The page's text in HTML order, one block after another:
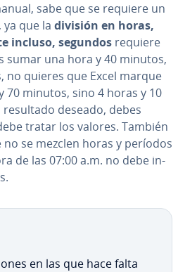
sabe que se requiere un
que la división en horas,
incluso, segundos requiere
sumar una hora y 40 minutos,
no quieres que Excel marque
70 minutos, sino 4 horas y 10
deseado, debes
tratar los valores. También
se mezclen horas y períodos
de las 07:00 a.m. no debe in­
en las que hace falta